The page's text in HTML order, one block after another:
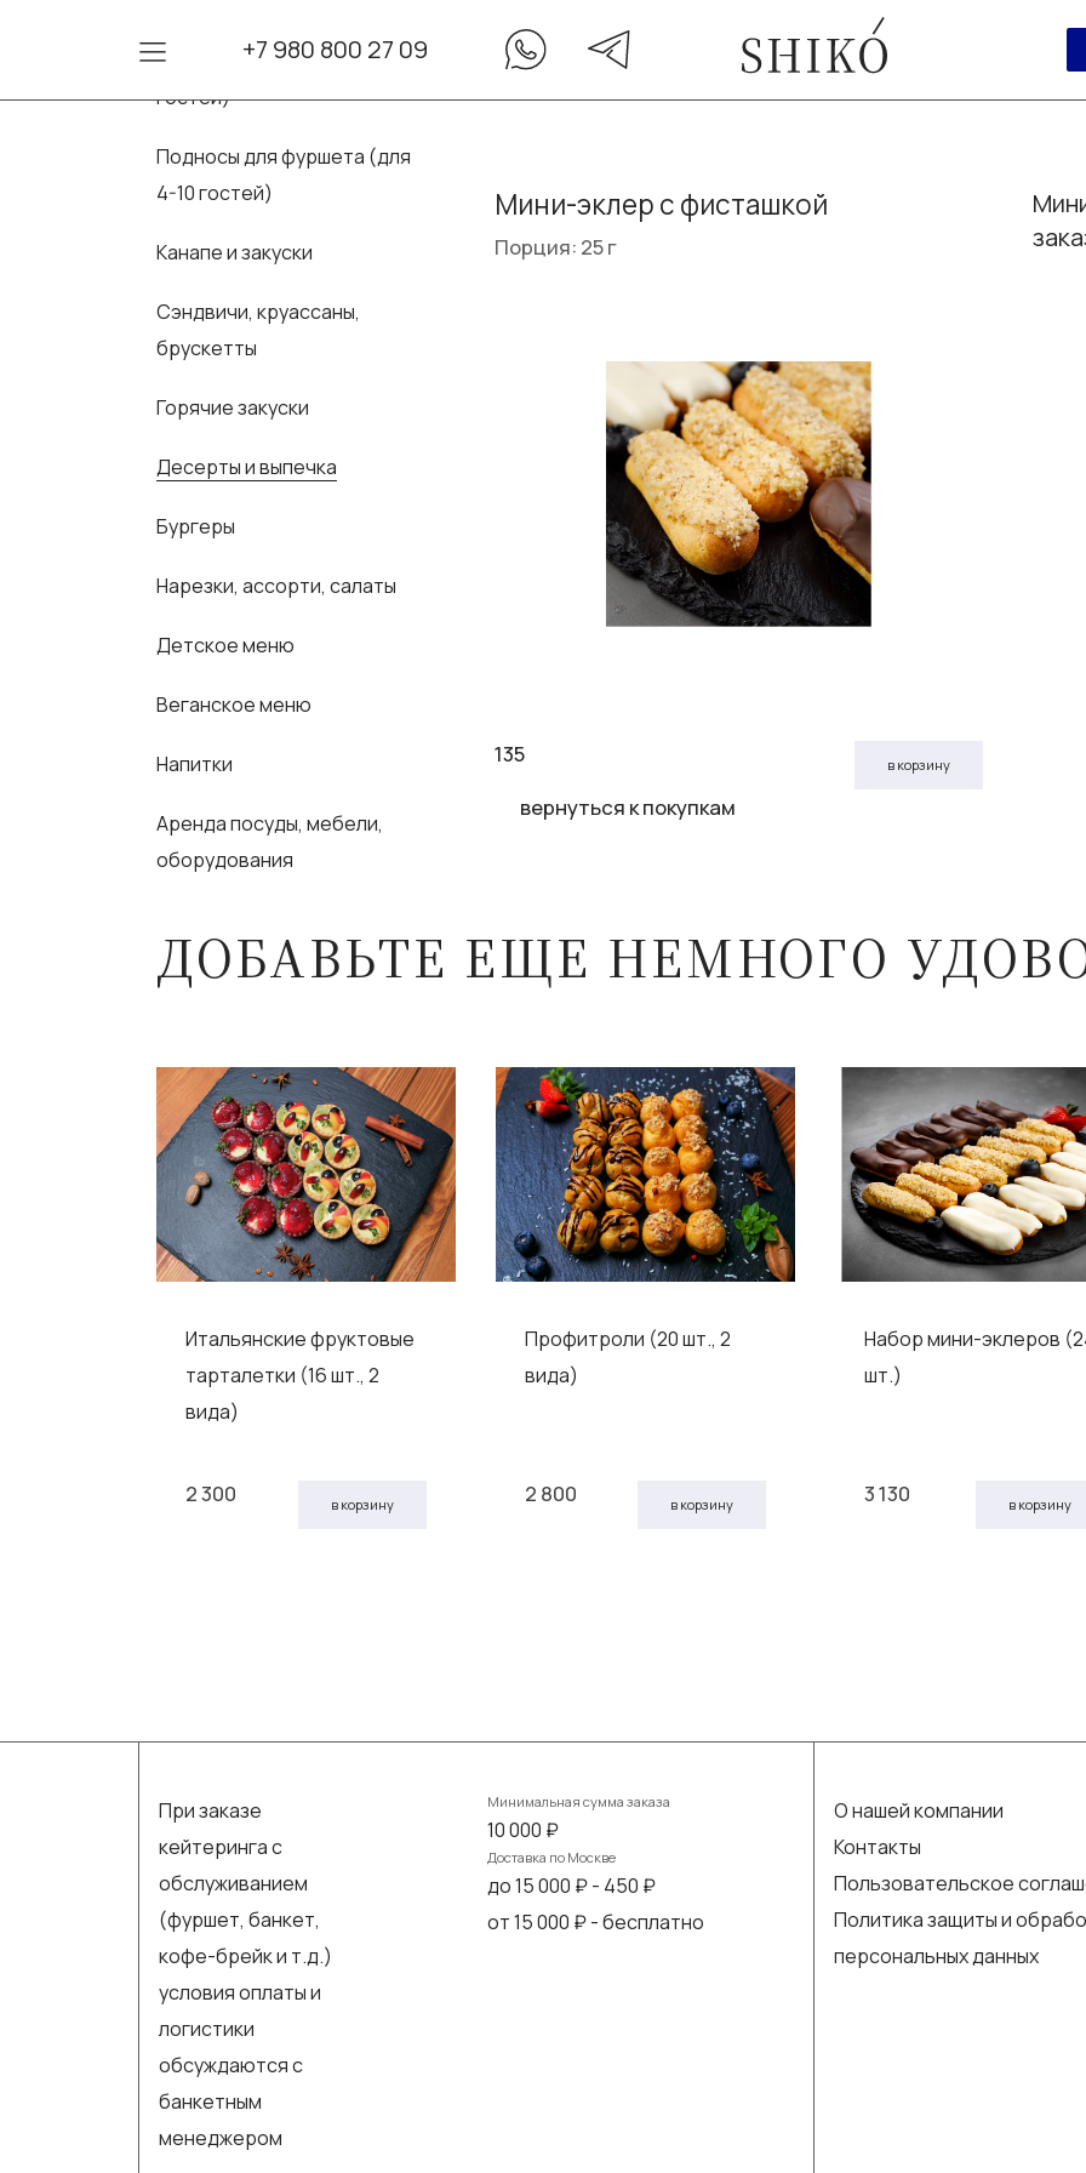
+7 980 800 27 09
Сеты для фуршета (для 10-30
гостей)
Подносы для фуршета (для
4-10 гостей)
Канапе и закуски
Сэндвичи, круассаны,
брускетты
Горячие закуски
Десерты и выпечка
Бургеры
Нарезки, ассорти, салаты
Детское меню
Веганское меню
Напитки
Аренда посуды, мебели,
оборудования
Мини-эклер с фисташкой
Порция: 25 г
135 в корзину
вернуться к покупкам
ДОБАВЬТЕ ЕЩЕ НЕМНОГО
Итальянские фруктовые
тарталетки (16 шт., 2
вида)
2 300 в корзину
Профитроли (20 шт., 2
вида)
2 800 в корзину
Набор мини-эклеров
шт.)
3 130 в корзину
При заказе
кейтеринга с
обслуживанием
(фуршет, банкет,
кофе-брейк и т.д.)
условия оплаты и
логистики
обсуждаются с
банкетным
менеджером
Минимальная сумма заказа
10 000 ₽
Доставка по Москве
до 15 000 ₽ - 450 ₽
от 15 000 ₽ - бесплатно
О нашей компании
Контакты
Пользовательское
Политика защиты и
персональных данных